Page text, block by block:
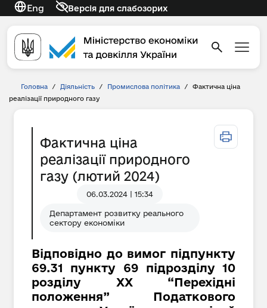
Eng Версія для слабозорих
Головна / Діяльність / Промислова політика /
Фактична ціна
реалізації природного газу
Фактична ціна
реалізації природного
газу (лютий 2024)
06.03.2024 | 15:34
Департамент розвитку реального
сектору економіки
Відповідно до вимог підпункту
69.31 пункту 69 підрозділу 10
розділу XX “Перехідні
положення” Податкового